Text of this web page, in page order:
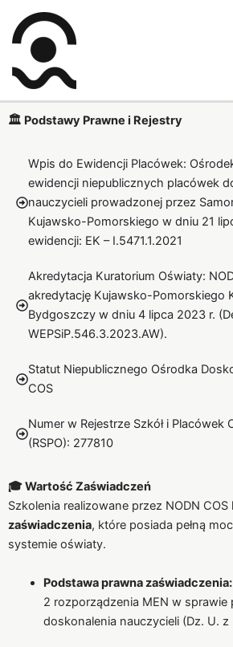
Przejdź
treści
🏛️ Podstawy Prawne i Rejestry
Wpis do Ewidencji Placówek:
ewidencji niepublicznych placówek
nauczycieli prowadzonej przez
Kujawsko-Pomorskiego w dniu 21
ewidencji: EK – I.5471.1.2021
Akredytacja Kuratorium Oświaty:
akredytację Kujawsko-Pomorskiego
Bydgoszczy w dniu 4 lipca 2023 r.
WEPSiP.546.3.2023.AW).
Statut Niepublicznego Ośrodka
COS
Numer w Rejestrze Szkół i Placówek
(RSPO): 277810
🎓 Wartość Zaświadczeń
Szkolenia realizowane przez NODN
zaświadczenia, które posiada pełną
systemie oświaty.
Podstawa prawna zaświadczenia:
2 rozporządzenia MEN w sprawie
doskonalenia nauczycieli (Dz. U. z